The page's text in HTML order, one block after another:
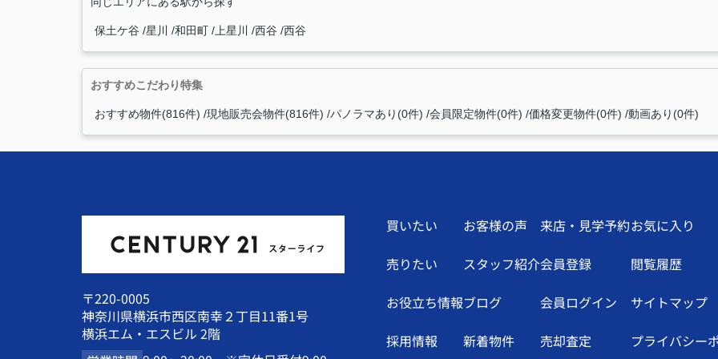
保土ケ谷 星川 和田町 上星川 西谷 西谷
おすすめこだわり特集
おすすめ物件(816件) 現地販売会物件(816件) パノラマあり(0件) 会員限定物件(0件) 価格変更物件(0件) 動画あり(0件)
〒220-0005
神奈川県横浜市西区南幸２丁目11番1号
横浜エム・エスビル 2階
買いたい
売りたい
お役立ち情報
採用情報
お客様の声
スタッフ紹介
ブログ
新着物件
来店・見学予約
会員登録
会員ログイン
売却査定
お気に入り
閲覧履歴
サイトマップ
プライバシー